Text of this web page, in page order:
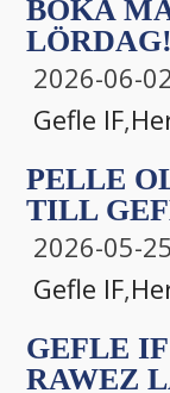
BOKA
LÖRDAG!
2026-06-02
Gefle IF,
PELLE
TILL
2026-05-25
Gefle IF,
GEFLE
RAWEZ